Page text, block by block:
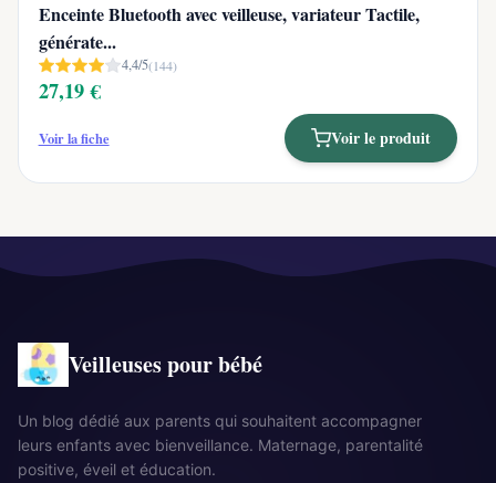
Enceinte Bluetooth avec veilleuse, variateur Tactile,
générate...
4,4/5(144)
27,19 €
Voir la fiche Voir le produit
Veilleuses pour bébé
Un blog dédié aux parents qui souhaitent accompagner
leurs enfants avec bienveillance. Maternage, parentalité
positive, éveil et éducation.